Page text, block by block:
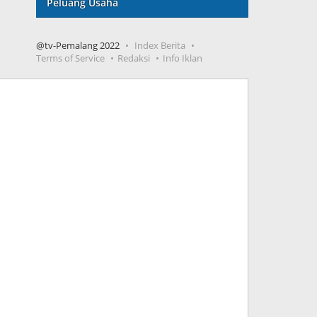
Peluang Usaha
@tv-Pemalang 2022
Index Berita
Terms of Service
Redaksi Info Iklan